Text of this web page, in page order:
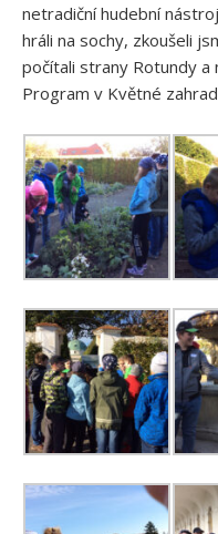
netradiční hudební
hráli na sochy, zkoušeli
počítali strany Rotundy a
Program v Květné